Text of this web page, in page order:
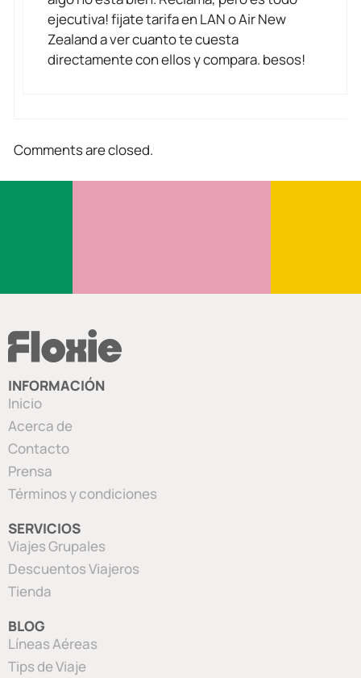
ejecutiva! fijate tarifa en LAN o Air New
Zealand a ver cuanto te cuesta
directamente con ellos y compara. besos!
Comments are closed.
INFORMACIÓN
Inicio
Acerca de
Contacto
Prensa
Términos y condiciones
SERVICIOS
Viajes Grupales
Descuentos Viajeros
Tienda
BLOG
Líneas Aéreas
Tips de Viaje